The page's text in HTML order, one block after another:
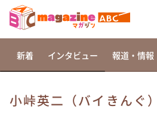
新着 インタビュー 報道・情報
小峠英二（バイきんぐ）